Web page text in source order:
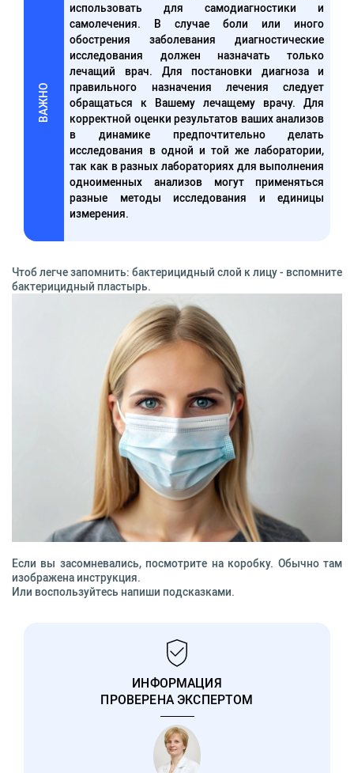
ВАЖНО
использовать для самодиагностики и
самолечения. В случае боли или иного
обострения заболевания диагностические
исследования должен назначать только
лечащий врач. Для постановки диагноза и
правильного назначения лечения следует
обращаться к Вашему лечащему врачу. Для
корректной оценки результатов ваших анализов
в динамике предпочтительно делать
исследования в одной и той же лаборатории,
так как в разных лабораториях для выполнения
одноименных анализов могут применяться
разные методы исследования и единицы
измерения.
Чтоб легче запомнить: бактерицидный слой к лицу - вспомните
бактерицидный пластырь.
Если вы засомневались, посмотрите на коробку. Обычно там
изображена инструкция.
Или воспользуйтесь напиши подсказками.
ИНФОРМАЦИЯ
ПРОВЕРЕНА ЭКСПЕРТОМ